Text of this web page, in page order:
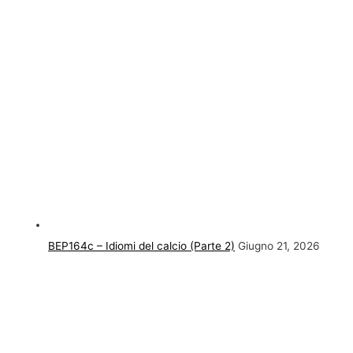
BEP164c – Idiomi del calcio (Parte 2) Giugno 21, 2026